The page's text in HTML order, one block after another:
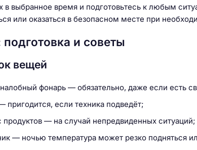
в выбранное время и подготовьтесь к любым
или оказаться в безопасном месте при
и советы
вещей
фонарь — обязательно, даже если есть
пригодится, если техника подведёт;
продуктов — на случай непредвиденных ситуаций;
— ночью температура может резко подняться